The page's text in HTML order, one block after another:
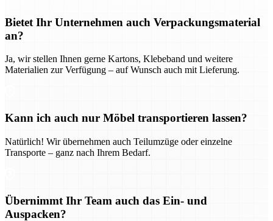
Bietet Ihr Unternehmen auch Verpackungsmaterial
an?
Ja, wir stellen Ihnen gerne Kartons, Klebeband und weitere
Materialien zur Verfügung – auf Wunsch auch mit Lieferung.
Kann ich auch nur Möbel transportieren lassen?
Natürlich! Wir übernehmen auch Teilumzüge oder einzelne
Transporte – ganz nach Ihrem Bedarf.
Übernimmt Ihr Team auch das Ein- und
Auspacken?